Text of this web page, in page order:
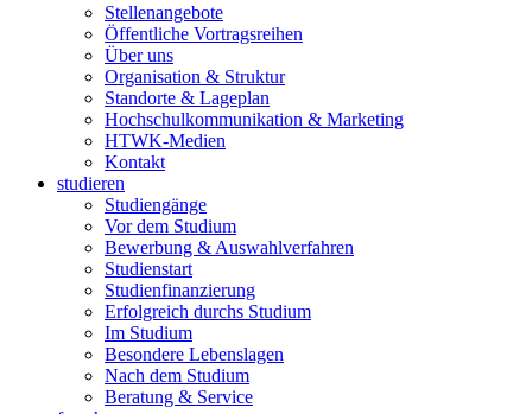
Stellenangebote
Öffentliche Vortragsreihen
Über uns
Organisation & Struktur
Standorte & Lageplan
Hochschulkommunikation & Marketing
HTWK-Medien
Kontakt
studieren
Studiengänge
Vor dem Studium
Bewerbung & Auswahlverfahren
Studienstart
Studienfinanzierung
Erfolgreich durchs Studium
Im Studium
Besondere Lebenslagen
Nach dem Studium
Beratung & Service